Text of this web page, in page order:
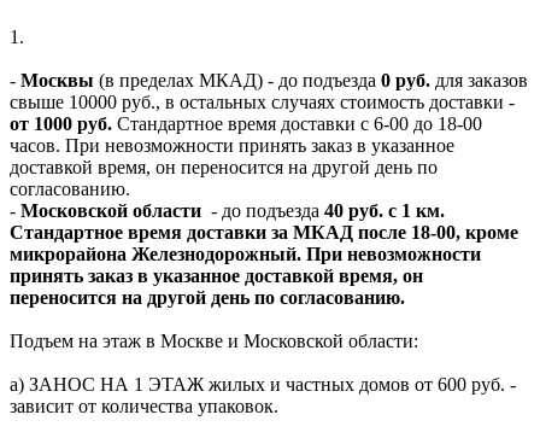
1.
- Москвы (в пределах МКАД) - до подъезда 0 руб. для заказов
свыше 10000 руб., в остальных случаях стоимость доставки -
от 1000 руб. Стандартное время доставки с 6-00 до 18-00
часов. При невозможности принять заказ в указанное
доставкой время, он переносится на другой день по
согласованию.
- Московской области - до подъезда 40 руб. с 1 км.
Стандартное время доставки за МКАД после 18-00, кроме
микрорайона Железнодорожный. При невозможности
принять заказ в указанное доставкой время, он
переносится на другой день по согласованию.
Подъем на этаж в Москве и Московской области:
а) ЗАНОС НА 1 ЭТАЖ жилых и частных домов от 600 руб. -
зависит от количества упаковок.